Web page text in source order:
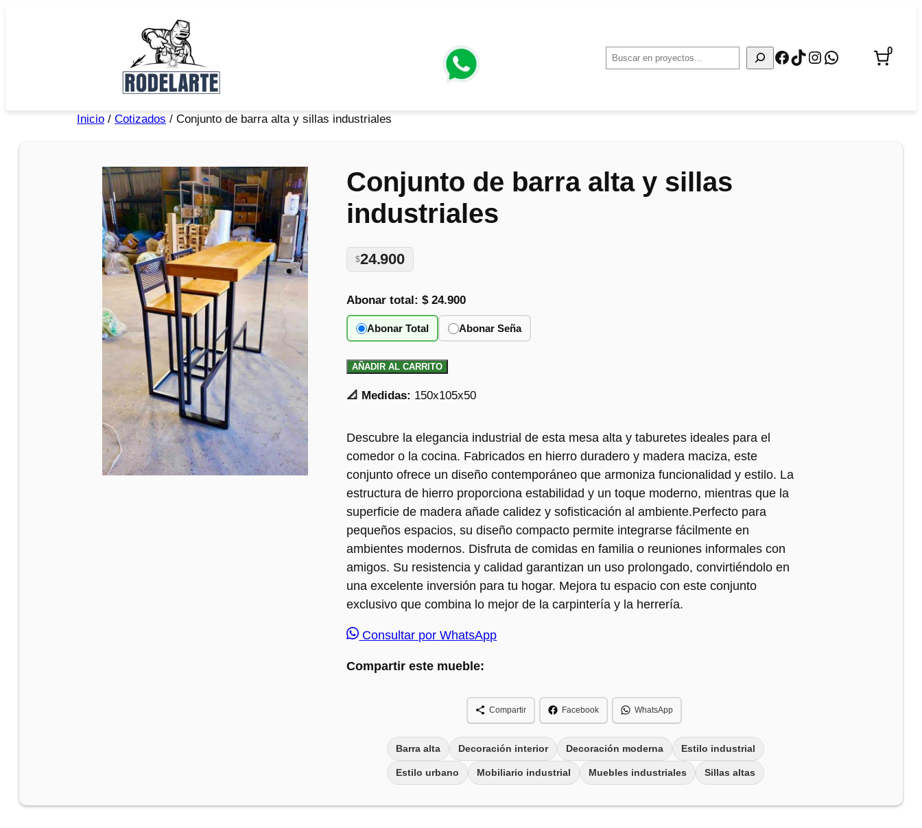
Facebook
TikTok
Instagram
WhatsApp
0
Inicio / Cotizados / Conjunto de barra alta y sillas industriales
Conjunto de barra alta y sillas
industriales
$24.900
Abonar total:$ 24.900
Abonar Total Abonar Seña
AÑADIR AL CARRITO
📐 Medidas: 150x105x50
Descubre la elegancia industrial de esta mesa alta y taburetes ideales para el
comedor o la cocina. Fabricados en hierro duradero y madera maciza, este
conjunto ofrece un diseño contemporáneo que armoniza funcionalidad y estilo. La
estructura de hierro proporciona estabilidad y un toque moderno, mientras que la
superficie de madera añade calidez y sofisticación al ambiente.Perfecto para
pequeños espacios, su diseño compacto permite integrarse fácilmente en
ambientes modernos. Disfruta de comidas en familia o reuniones informales con
amigos. Su resistencia y calidad garantizan un uso prolongado, convirtiéndolo en
una excelente inversión para tu hogar. Mejora tu espacio con este conjunto
exclusivo que combina lo mejor de la carpintería y la herrería.
Consultar por WhatsApp
Compartir este mueble:
Compartir Facebook WhatsApp
Barra alta Decoración interior Decoración moderna Estilo industrial
Estilo urbano Mobiliario industrial Muebles industriales Sillas altas